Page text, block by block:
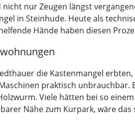
nur Zeugen längst
in Steinhude. Heute als
Hände haben diesen
die Kastenmangel
praktisch
Viele hätten bei so
Nähe zum Kurpark, wäre